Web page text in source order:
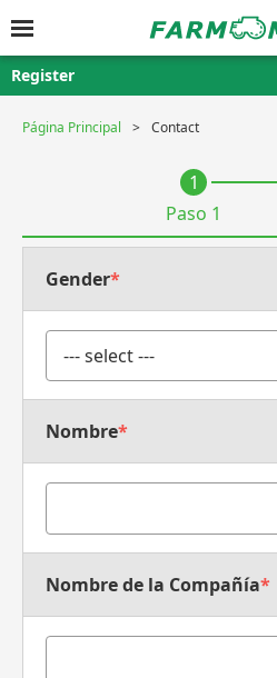
Register
Página Principal Contact
1
Paso 1
Gender*
Nombre*
Nombre de la Compañía*